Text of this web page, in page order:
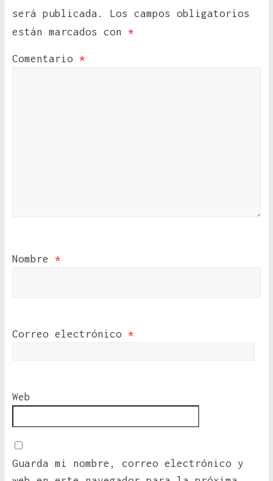
será publicada.
Los campos obligatorios
están marcados con *
Comentario *
Nombre *
Correo electrónico *
Web
Guarda mi nombre, correo electrónico y